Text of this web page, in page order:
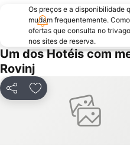
Os preços e a disponibilidade
mudam frequentemente.
ofertas que consulta no
nos sites de reserva.
Um dos Hotéis com
Rovinj
PartilharAdicionar aos